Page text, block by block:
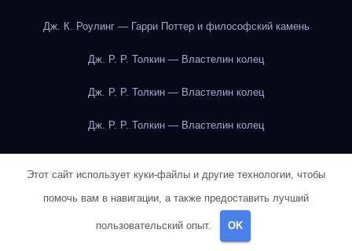
Дж. К. Роулинг — Гарри Поттер и философский камень
Дж. Р. Р. Толкин — Властелин колец
Дж. Р. Р. Толкин — Властелин колец
Дж. Р. Р. Толкин — Властелин колец
Дж. Р. Р. Толкин — Властелин колец
Этот сайт использует куки-файлы и другие технологии, чтобы
помочь вам в навигации, а также предоставить лучший
пользовательский опыт. OK